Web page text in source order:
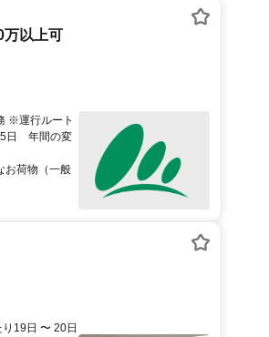
以上可
※運行ルート
日 年間の変
お荷物（一般
19日 〜 20日